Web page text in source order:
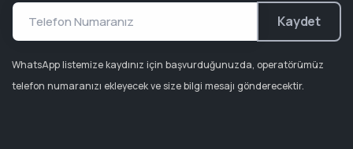
Kaydet
WhatsApp listemize kaydınız için başvurduğunuzda, operatörümüz
telefon numaranızı ekleyecek ve size bilgi mesajı gönderecektir.